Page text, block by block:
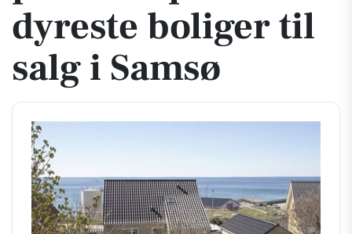
dyreste boliger til
salg i Samsø